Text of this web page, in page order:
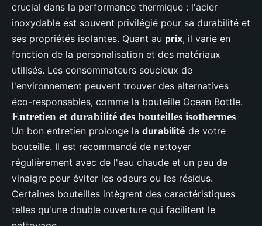
crucial dans la performance thermique : l'acier
inoxydable est souvent privilégié pour sa durabilité et
ses propriétés isolantes. Quant au prix, il varie en
fonction de la personalisation et des matériaux
utilisés. Les consommateurs soucieux de
l'environnement peuvent trouver des alternatives
éco-responsables, comme la bouteille Ocean Bottle.
Entretien et durabilité des bouteilles isothermes
Un bon entretien prolonge la durabilité de votre
bouteille. Il est recommandé de nettoyer
régulièrement avec de l'eau chaude et un peu de
vinaigre pour éviter les odeurs ou les résidus.
Certaines bouteilles intègrent des caractéristiques
telles qu'une double ouverture qui facilitent le